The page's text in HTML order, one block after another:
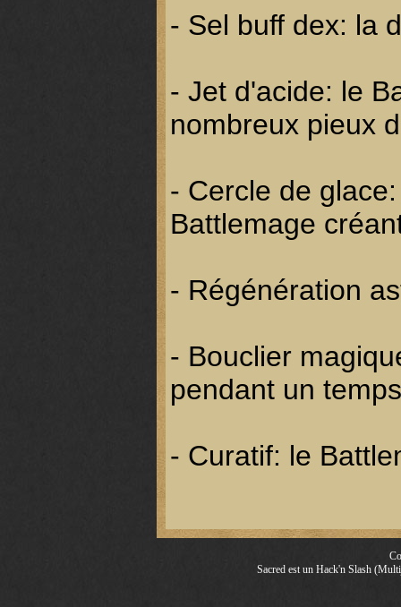
- Sel buff dex: la
- Jet d'acide: le
nombreux pieux
- Cercle de
Battlemage
- Régénération
- Bouclier
pendant un
- Curatif: le
Sacred est un Hack'n Slash